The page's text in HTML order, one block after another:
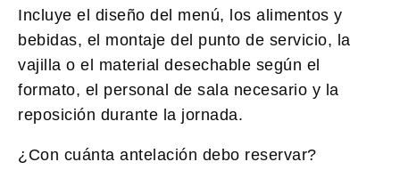
Incluye el diseño del menú, los alimentos y
bebidas, el montaje del punto de servicio, la
vajilla o el material desechable según el
formato, el personal de sala necesario y la
reposición durante la jornada.
¿Con cuánta antelación debo reservar?